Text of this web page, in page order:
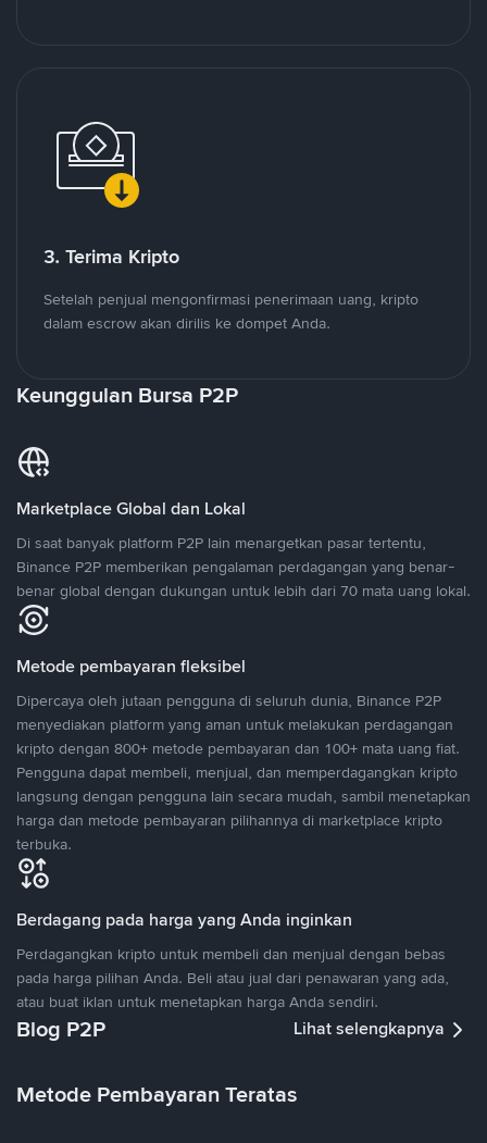
3. Terima Kripto
Setelah penjual mengonfirmasi penerimaan uang, kripto
dalam escrow akan dirilis ke dompet Anda.
Keunggulan Bursa P2P
Marketplace Global dan Lokal
Di saat banyak platform P2P lain menargetkan pasar tertentu,
Binance P2P memberikan pengalaman perdagangan yang benar-
benar global dengan dukungan untuk lebih dari 70 mata uang lokal.
Metode pembayaran fleksibel
Dipercaya oleh jutaan pengguna di seluruh dunia, Binance P2P
menyediakan platform yang aman untuk melakukan perdagangan
kripto dengan 800+ metode pembayaran dan 100+ mata uang fiat.
Pengguna dapat membeli, menjual, dan memperdagangkan kripto
langsung dengan pengguna lain secara mudah, sambil menetapkan
harga dan metode pembayaran pilihannya di marketplace kripto
terbuka.
Berdagang pada harga yang Anda inginkan
Perdagangkan kripto untuk membeli dan menjual dengan bebas
pada harga pilihan Anda. Beli atau jual dari penawaran yang ada,
atau buat iklan untuk menetapkan harga Anda sendiri.
Blog P2P Lihat selengkapnya
Metode Pembayaran Teratas